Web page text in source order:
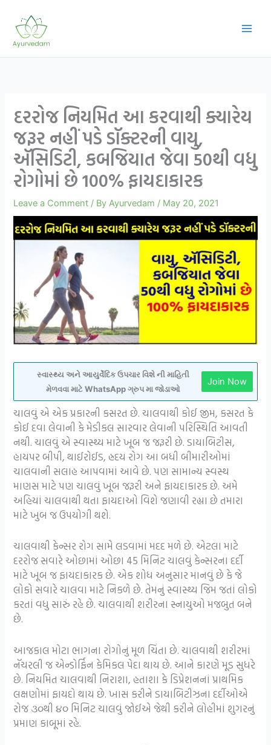
content
દરરોજ નિયમિત આ કરવાથી ક્યારેય
જરૂર નહીં પડે ડૉક્ટરની વાયુ,
ઍસિડિટી, કબજિયાત જેવા 50થી વધુ
રોગોમાં છે 100% ફાયદાકારક
Leave a Comment / ByAyurvedam / May 20, 2021
સ્વાસ્થ્ય અને આયુર્વેદિક ઉપચાર વિશે ની માહિતી
મેળવવા માટે WhatsApp ગ્રુપ મા જોડાઓ
Join Now
ચાલવું એ એક પ્રકારની કસરત છે. ચાલવાથી કોઈ જીમ, કસરત કે
કોઈ દવા લેવાની કે મેડીકલ સારવાર લેવાની પરિસ્થિતિ આવતી
નથી. ચાલવું એ સ્વાસ્થ્ય માટે ખૂબ જ જરૂરી છે. ડાયાબિટીસ,
હાયપર બીપી, થાઈરોઈડ, હ્રદય રોગ આ બધી બીમારીઓમાં
ચાલવાની સલાહ આપવામાં આવે છે. પણ સામાન્ય સ્વસ્થ
માણસ માટે પણ ચાલવું ખૂબ જરૂરી અને ફાયદાકારક છે. અમે
અહિયાં ચાલવાથી થતા ફાયદાઓ વિશે જણાવી રહ્યા છે તમારા
માટે ખુબ જ ઉપયોગી થશે.
ચાલવાથી કેન્સર રોગ સામે લડવામાં મદદ મળે છે. એટલા માટે
દરરોજ સવારે ઓછામાં ઓછા 45 મિનિટ ચાલવું કેન્સરના દર્દી
માટે ખૂબ જ ફાયદાકારક છે. એક શોધ અનુસાર માનવું છે કે જે
લોકો સવારે ચાલવા માટે નિકળે છે. તેમનું સ્વાસ્થ્ય જિમ જતાં લોકો
કરતાં વધુ સારું રહે છે. ચાલવાથી શરીરના સ્નાયુઓ મજબુત બને
છે.
આજકાલ મોટા ભાગના રોગોનું મૂળ ચિંતા છે. ચાલવાથી શરીરમાં
નૅચરલી જ એન્ડોર્ફિન કેમિકલ પેદા થાય છે. આને કારણે મૂડ સુધરે
છે. નિયમિત ચાલવાથી નિરાશા, હતાશા કે ડિપ્રેશનનાં પ્રાથમિક
લક્ષણોમાં ફાયદો થાય છે. ખાસ કરીને ડાયાબિટીઝના દર્દીઓએ
રોજ ૩૦થી ૪૦ મિનિટ ચાલવું જોઈએ જેથી કરીને લોહીમાં શુગરનું
પ્રમાણ કાબૂમાં રહે.